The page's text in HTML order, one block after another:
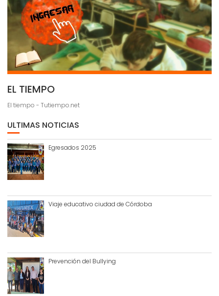
EL TIEMPO
El tiempo - Tutiempo.net
ULTIMAS NOTICIAS
Egresados 2025
Viaje educativo ciudad de Córdoba
Prevención del Bullying